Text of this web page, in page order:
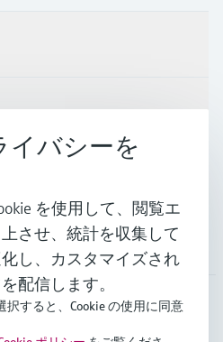
イバシーを
を使用して、閲覧エ
させ、統計を収集して
し、カスタマイズされ
配信します。
択すると、Cookie の使用に同意